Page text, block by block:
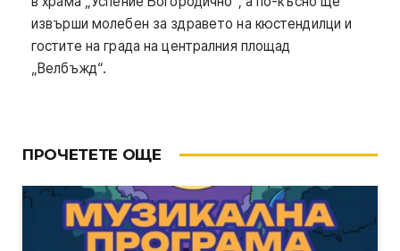
извърши молебен за здравето на кюстендилци и
гостите на града на централния площад
„Велбъжд“.
ПРОЧЕТЕТЕ ОЩЕ